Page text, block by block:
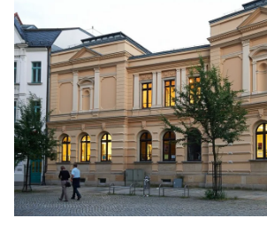
für
den
Betrieb
der
Seite
notwendig
sind
(funktionale
Cookies),
sowie
solche,